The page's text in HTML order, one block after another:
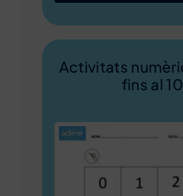
Activitats
fins al